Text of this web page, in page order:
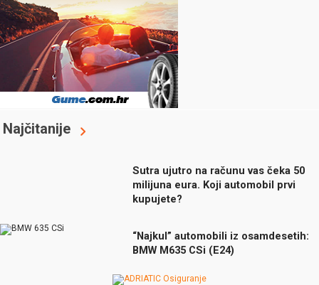
Najčitanije
Sutra ujutro na računu vas čeka 50
milijuna eura. Koji automobil prvi
kupujete?
“Najkul” automobili iz osamdesetih:
BMW M635 CSi (E24)